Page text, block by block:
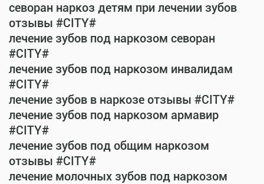
севоран наркоз детям при лечении зубов
отзывы #CITY#
лечение зубов под наркозом севоран
#CITY#
лечение зубов под наркозом инвалидам
#CITY#
лечение зубов в наркозе отзывы #CITY#
лечение зубов под наркозом армавир
#CITY#
лечение зубов под общим наркозом
отзывы #CITY#
лечение молочных зубов под наркозом